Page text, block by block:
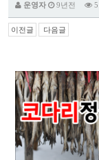
운영자 9년전
이전글 다음글